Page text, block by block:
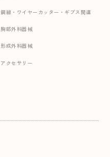
鋼線・ワイヤーカッター・ギプス関連
胸部外科器械
形成外科器械
アクセサリー